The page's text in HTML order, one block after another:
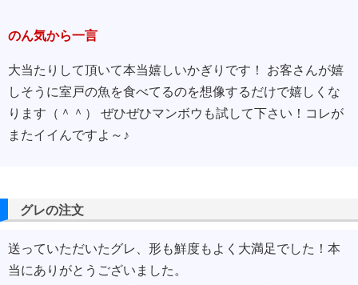
のん気から一言
大当たりして頂いて本当嬉しいかぎりです！ お客さんが嬉
しそうに室戸の魚を食べてるのを想像するだけで嬉しくな
ります（＾＾） ぜひぜひマンボウも試して下さい！コレが
またイイんですよ～♪
グレの注文
送っていただいたグレ、形も鮮度もよく大満足でした！本
当にありがとうございました。